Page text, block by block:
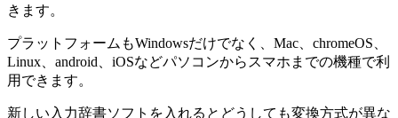
きます。
プラットフォームもWindowsだけでなく、Mac、chromeOS、
Linux、android、iOSなどパソコンからスマホまでの機種で利
用できます。
新しい入力辞書ソフトを入れるとどうしても変換方式が異な